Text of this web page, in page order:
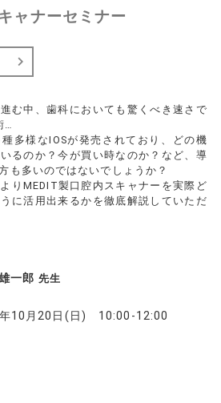
ャナーセミナー
む中、歯科においても驚くべき速さで
…
多様なIOSが発売されており、どの機
るのか？今が買い時なのか？など、導
も多いのではないでしょうか？
りMEDIT製口腔内スキャナーを実際ど
に活用出来るかを徹底解説していただ
一郎先生
10月20日(日) 10:00-12:00